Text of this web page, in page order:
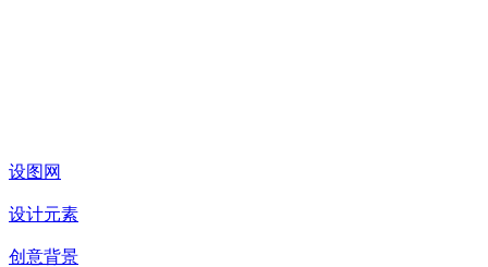
设图网
设计元素
创意背景